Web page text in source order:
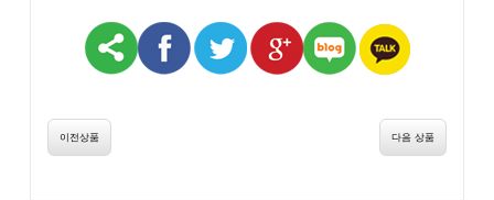
이전상품 다음 상품